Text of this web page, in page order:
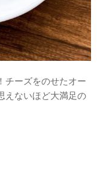
チーズをのせたオー
えないほど大満足の